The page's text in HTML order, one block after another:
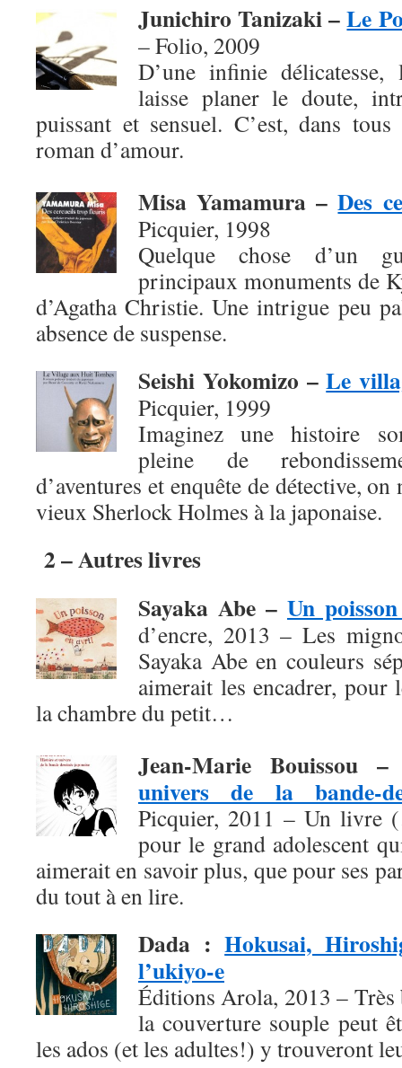
Junichiro Tanizaki –Le
– Folio, 2009
D’une infinie
laisse planer le doute,
puissant et sensuel. C’est, dans
roman d’amour.
Misa Yamamura –Des
Picquier, 1998
Quelque chose d’un
principaux monuments de
d’Agatha Christie. Une intrigue peu
absence de suspense.
Seishi Yokomizo –Le
Picquier, 1999
Imaginez une histoire
pleine de
d’aventures et enquête de détective,
vieux Sherlock Holmes à la japonaise.
2 – Autres livres
Sayaka Abe – Un
d’encre, 2013 – Les
Sayaka Abe en couleurs
aimerait les encadrer, pour
la chambre du petit…
Jean-Marie Bouissou
univers de la bande-
Picquier, 2011 – Un
pour le grand adolescent
aimerait en savoir plus, que pour ses
du tout à en lire.
Dada :Hokusai,
l’ukiyo-e
Éditions Arola, 2013 – Très
la couverture souple peut
les ados (et les adultes!) y trouveront